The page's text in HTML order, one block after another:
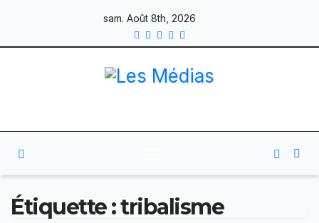
sam. Août 8th, 2026
Étiquette :tribalisme